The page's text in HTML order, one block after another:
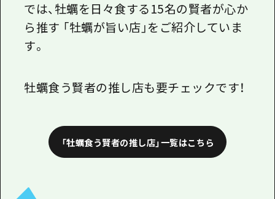
では、牡蠣を日々食する15名の賢者が心か
ら推す 「牡蠣が旨い店」をご紹介していま
す。
牡蠣食う賢者の推し店も要チェックです！
「牡蠣食う賢者の推し店」一覧はこちら